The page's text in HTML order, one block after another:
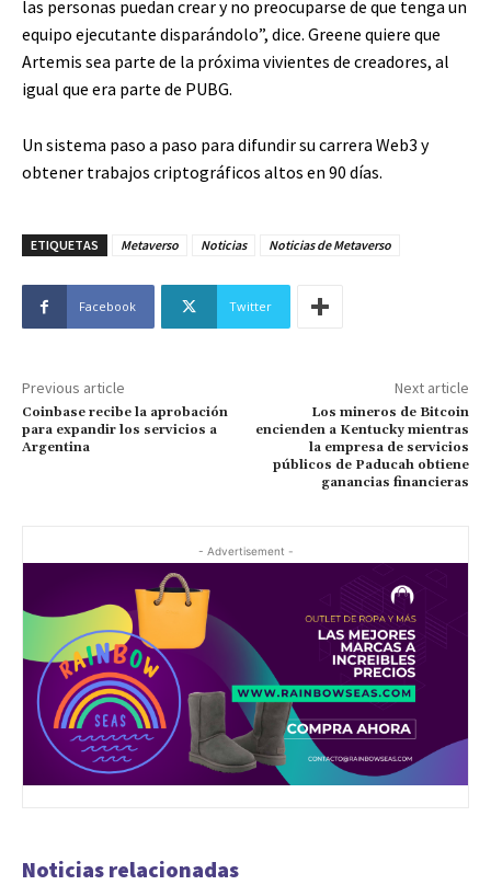
las personas puedan crear y no preocuparse de que tenga un
equipo ejecutante disparándolo”, dice. Greene quiere que
Artemis sea parte de la próxima vivientes de creadores, al
igual que era parte de PUBG.
Un sistema paso a paso para difundir su carrera Web3 y
obtener trabajos criptográficos altos en 90 días.
ETIQUETAS Metaverso Noticias Noticias de Metaverso
Facebook Twitter
Previous article
Coinbase recibe la aprobación
para expandir los servicios a
Argentina
Next article
Los mineros de Bitcoin
encienden a Kentucky mientras
la empresa de servicios
públicos de Paducah obtiene
ganancias financieras
- Advertisement -
Noticias relacionadas